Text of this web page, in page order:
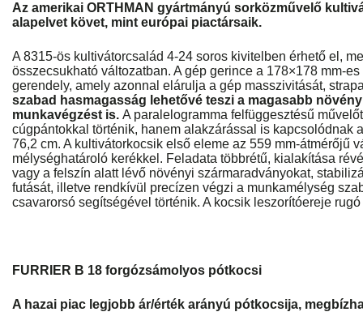
Az amerikai ORTHMAN gyártmányú sorközművelő
alapelvet követ, mint európai piactársaik.
A 8315-ös kultivátorcsalád 4-24 soros kivitelben érhető el,
összecsukható változatban. A gép gerince a 178×178 mm-
gerendely, amely azonnal elárulja a gép masszivitását,
szabad hasmagasság lehetővé teszi a magasabb
munkavégzést is. A paralelogramma felfüggesztésű
cúgpántokkal történik, hanem alakzárással is kapcsolódnak
76,2 cm. A kultivátorkocsik első eleme az 559 mm-átmérőjű
mélységhatároló kerékkel. Feladata többrétű, kialakítása
vagy a felszín alatt lévő növényi szármaradványokat,
futását, illetve rendkívül precízen végzi a munkamélység
csavarorsó segítségével történik. A kocsik leszorítóereje
FURRIER B 18 forgózsámolyos pótkocsi
A hazai piac legjobb ár/érték arányú pótkocsija,